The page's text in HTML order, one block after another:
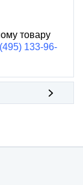
товару
133-96-